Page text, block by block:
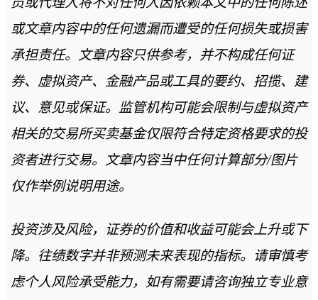
或文章内容中的任何遗漏而遭受的任何损失或损害
承担责任。文章内容只供参考，并不构成任何证
券、虚拟资产、金融产品或工具的要约、招揽、建
议、意见或保证。监管机构可能会限制与虚拟资产
相关的交易所买卖基金仅限符合特定资格要求的投
资者进行交易。文章内容当中任何计算部分/图片
仅作举例说明用途。
投资涉及风险，证券的价值和收益可能会上升或下
降。往绩数字并非预测未来表现的指标。请审慎考
虑个人风险承受能力，如有需要请咨询独立专业意